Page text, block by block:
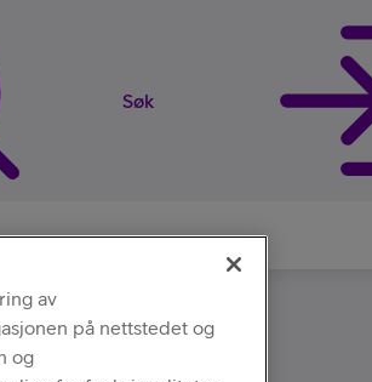
Søk
snarveier
av
på nettstedet og
og